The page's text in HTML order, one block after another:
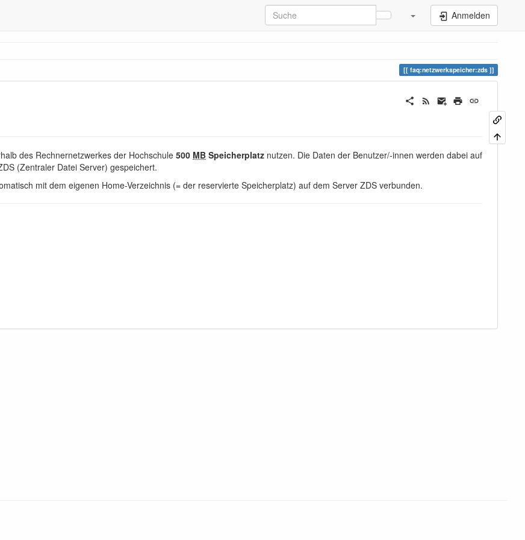
Anmelden
faq:netzwerkspeicher:zds
des Rechnernetzwerkes der Hochschule 500 MB Speicherplatz nutzen. Die Daten der Benutzer/-innen werden dabei auf
(Zentraler Datei Server) gespeichert.
mit dem eigenen Home-Verzeichnis (= der reservierte Speicherplatz) auf dem Server ZDS verbunden.